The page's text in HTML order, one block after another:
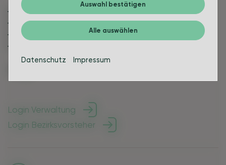
Bürgerinfos
Leben in Bakum
Politik & Verwaltung
Login Verwaltung
Login Bezirksvorsteher
Auswahl bestätigen
Alle auswählen
Datenschutz Impressum